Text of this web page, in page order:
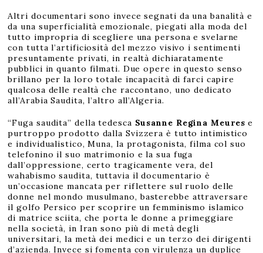
Altri documentari sono invece segnati da una banalità e
da una superficialità emozionale, piegati alla moda del
tutto impropria di scegliere una persona e svelarne
con tutta l’artificiosità del mezzo visivo i sentimenti
presuntamente privati, in realtà dichiaratamente
pubblici in quanto filmati. Due opere in questo senso
brillano per la loro totale incapacità di farci capire
qualcosa delle realtà che raccontano, uno dedicato
all’Arabia Saudita, l’altro all’Algeria.
“Fuga saudita” della tedesca Susanne Regina Meures e
purtroppo prodotto dalla Svizzera è tutto intimistico
e individualistico, Muna, la protagonista, filma col suo
telefonino il suo matrimonio e la sua fuga
dall’oppressione, certo tragicamente vera, del
wahabismo saudita, tuttavia il documentario è
un’occasione mancata per riflettere sul ruolo delle
donne nel mondo musulmano, basterebbe attraversare
il golfo Persico per scoprire un femminismo islamico
di matrice sciita, che porta le donne a primeggiare
nella società, in Iran sono più di metà degli
universitari, la metà dei medici e un terzo dei dirigenti
d’azienda. Invece si fomenta con virulenza un duplice